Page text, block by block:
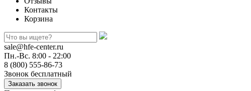
Контакты
Корзина
sale@hfe-center.ru
Пн.-Вс. 8:00 - 22:00
8 (800) 555-86-73
Звонок бесплатный